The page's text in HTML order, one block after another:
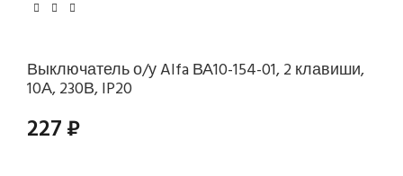
Выключатель о/у Alfa ВА10-154-01, 2 клавиши,
10А, 230В, IP20
227₽